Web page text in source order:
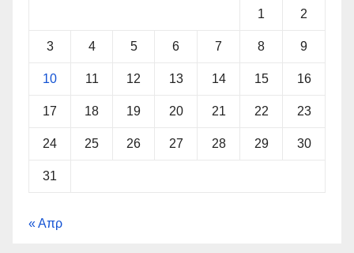
1 2
3 4 5 6 7 8 9
10 11 12 13 14 15 16
17 18 19 20 21 22 23
24 25 26 27 28 29 30
31
« Απρ